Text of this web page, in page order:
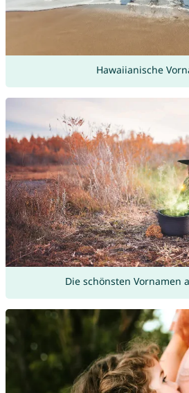
Hawaiianische
Die schönsten Vornamen